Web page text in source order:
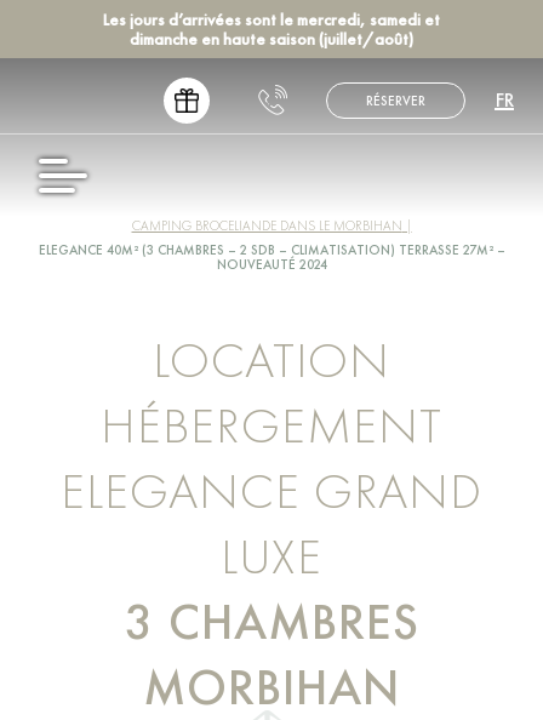
Les jours d’arrivées sont le mercredi, samedi et
dimanche en haute saison (juillet/août)
RÉSERVER FR
CAMPING BROCELIANDE DANS LE MORBIHAN
ELEGANCE 40M² (3 CHAMBRES – 2 SDB – CLIMATISATION) TERRASSE 27M² –
NOUVEAUTÉ 2024
LOCATION
HÉBERGEMENT
ELEGANCE GRAND
LUXE
3 CHAMBRES
MORBIHAN